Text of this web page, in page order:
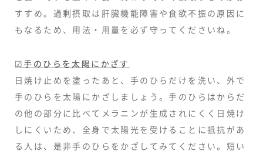
すすめ。過剰摂取は肝臓機能障害や食欲不振の原因に
もなるため、用法・用量を必ず守ってくださいね。
☑手のひらを太陽にかざす
日焼け止めを塗ったあと、手のひらだけを洗い、外で
手のひらを太陽にかざしましょう。手のひらはからだ
の他の部分に比べてメラニンが生成されにくく日焼け
しにくいため、全身で太陽光を受けることに抵抗があ
る人は、是非手のひらをかざしてみてください。短い